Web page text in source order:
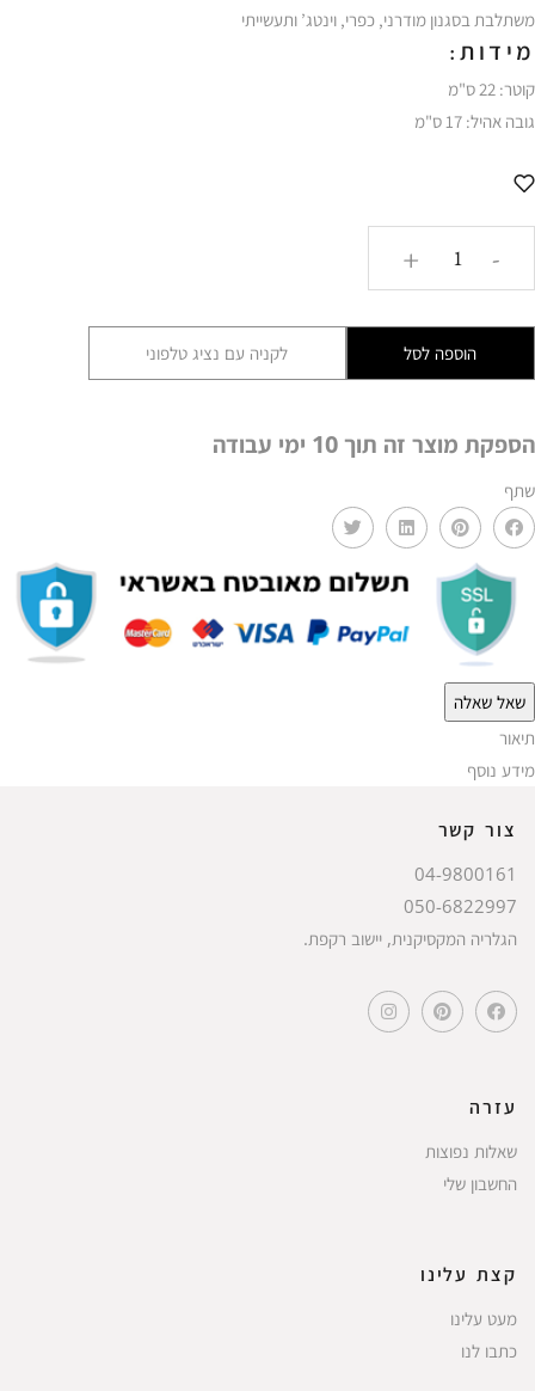
משתלבת בסגנון מודרני, כפרי, וינטג’ ותעשייתי
מידות:
קוטר: 22 ס"מ
גובה אהיל: 17 ס"מ
-
139
+
הוספה לסל לקניה עם נציג טלפוני
הספקת מוצר זה תוך 10 ימי עבודה
שתף
שאל שאלה
תיאור
מידע נוסף
צור קשר
04-9800161
050-6822997
הגלריה המקסיקנית, יישוב רקפת.
עזרה
שאלות נפוצות
החשבון שלי
קצת עלינו
מעט עלינו
כתבו לנו